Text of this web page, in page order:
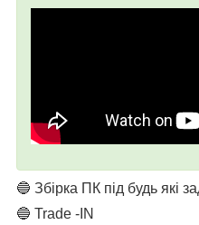
🔵 Збірка ПК під будь які
🔵 Trade -IN